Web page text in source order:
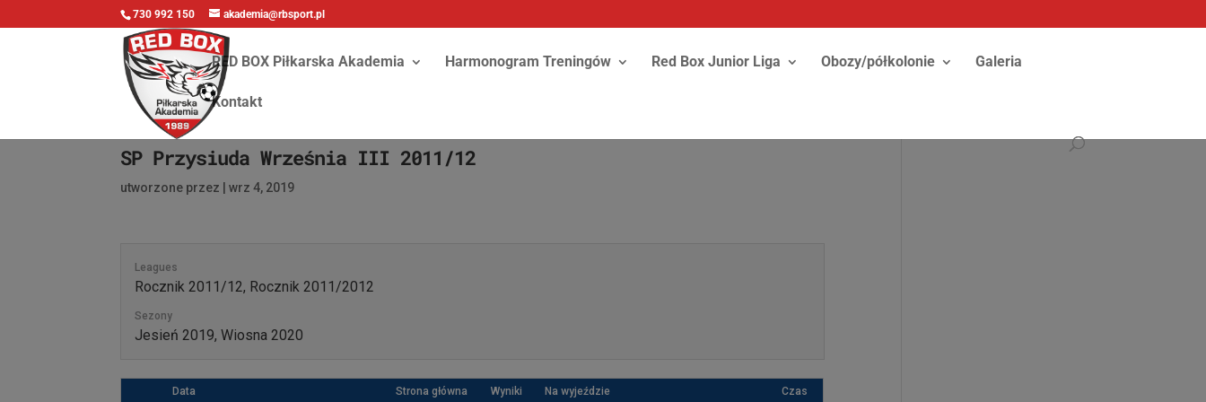
730 992 150 akademia@rbsport.pl
RED BOX Piłkarska Akademia Harmonogram Treningów Red Box Junior Liga Obozy/półkolonie Galeria
Kontakt
SP Przysiuda Września III 2011/12
utworzone przez |wrz 4, 2019
Leagues
Rocznik 2011/12, Rocznik 2011/2012
Sezony
Jesień 2019, Wiosna 2020
Data Strona główna Wyniki Na wyjeździe Czas